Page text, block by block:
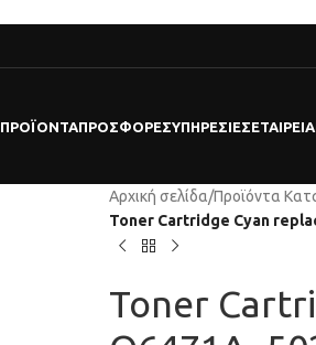
ΠΡΟΪΌΝΤΑΠΡΟΣΦΟΡΕΣΥΠΗΡΕΣΊΕΣΕΤΑΙΡΕΊΑ
Αρχική σελίδα/Προϊόντα
Toner Cartridge Cyan
Toner